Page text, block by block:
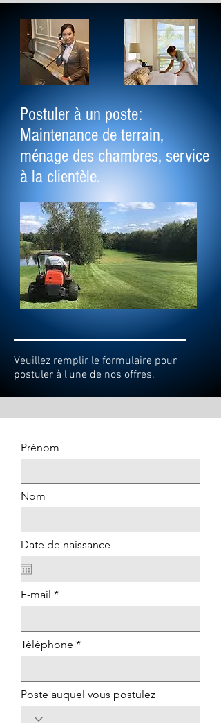
Postuler à un poste:
Maintenance de terrain,
ménage des chambres, service
à la clientèle.
Veuillez remplir le formulaire pour
postuler à l'une de nos offres.
Prénom
Nom
Date de naissance
E-mail
Téléphone
Poste auquel vous postulez